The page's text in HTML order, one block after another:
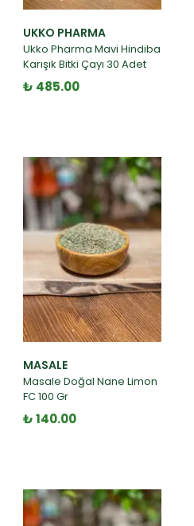
UKKO PHARMA
Ukko Pharma Mavi Hindiba
Karışık Bitki Çayı 30 Adet
₺ 485.00
MASALE
Masale Doğal Nane Limon
FC 100 Gr
₺ 140.00